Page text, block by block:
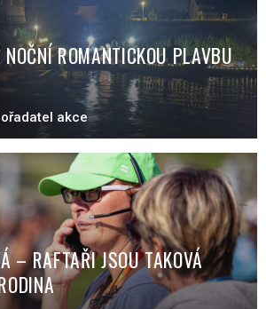
ROMANTICKOU PLAVBU
akce
– RAFTAŘI JSOU TAKOVÁ